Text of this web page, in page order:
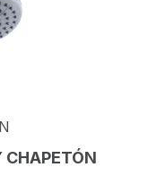
CHAPETÓN